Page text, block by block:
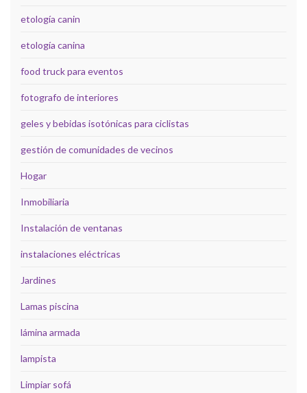
etología canin
etología canina
food truck para eventos
fotografo de interiores
geles y bebidas isotónicas para ciclistas
gestión de comunidades de vecinos
Hogar
Inmobiliaria
Instalación de ventanas
instalaciones eléctricas
Jardines
Lamas piscina
lámina armada
lampista
Limpiar sofá